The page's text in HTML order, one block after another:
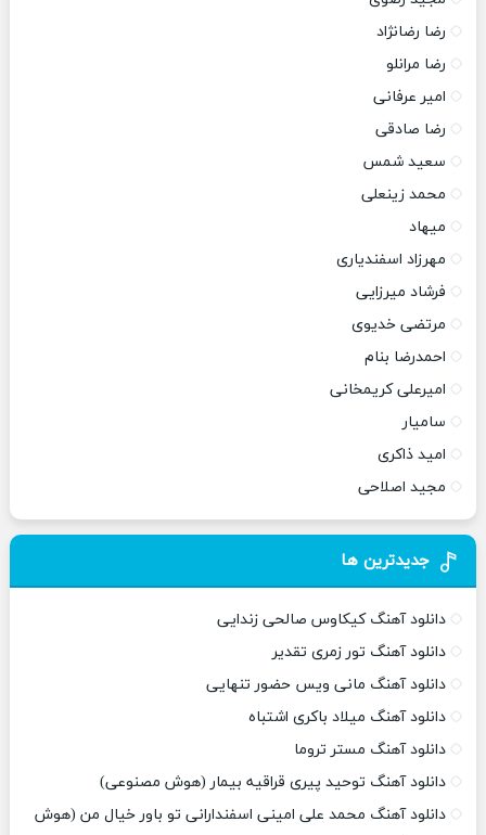
رضا رضانژاد
رضا مرانلو
امیر عرفانی
رضا صادقی
سعید شمس
محمد زینعلی
میهاد
مهرزاد اسفندیاری
فرشاد میرزایی
مرتضی خدیوی
احمدرضا بنام
امیرعلی کریمخانی
سامیار
امید ذاکری
مجید اصلاحی
جدیدترین ها
دانلود آهنگ کیکاوس صالحی زندایی
دانلود آهنگ تور زمری تقدیر
دانلود آهنگ مانی ویس حضور تنهایی
دانلود آهنگ میلاد باکری اشتباه
دانلود آهنگ مستر تروما
دانلود آهنگ توحید پیری قراقیه بیمار (هوش مصنوعی)
دانلود آهنگ محمد علی امینی اسفندارانی تو باور خیال من (هوش